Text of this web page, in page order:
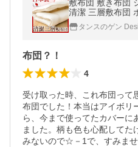
敷布団 敷き布団
清潔 三層敷布団
敷布団 敷き布団
タンスのゲン
布団？！
4
受け取った時、これ布団って
布団でした！本当はアイボリ
ら、今まで使ってたカバーに
ました。柄も色も心配してた
みないので☆－1で、すみま